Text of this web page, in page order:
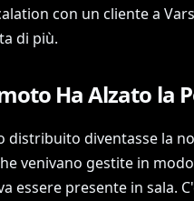
con un cliente a
di più.
Ha Alzato la
distribuito diventasse la
venivano gestite in
essere presente in sala.